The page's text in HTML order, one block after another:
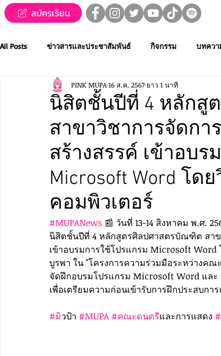
สมัครเรียน
All Posts ข่าวสารและประชาสัมพันธ์ กิจกรรม บทควา
ข่าวทุนการศึกษา MUPA ชวนชม👀🍿 MUPA On
Western Music Applied Performing Art Creative Thai
การประกวดดนตรีไท
MUPA ACADEMY MUPAC การประชุมวิชาการและงาน
นิสิตชั้นปีที่ 4 หลักสู
สาขาวิชาการจัดก
สร้างสรรค์ เข้าอบร
Microsoft Word โด
คอมพิวเตอร์
PINK MUPA 16 ส.ค. 2567 ยาว 1 นาที
#MUPANews 📰 วันที่ 13-14 สิงหาคม พ.ศ.
นิสิตชั้นปีที่ 4 หลักสูตรศิลปศาสตรบัณฑิต สา
เข้าอบรมการใช้โปรแกรม Microsoft
บูรพา ใน "โครงการความร่วมมือระหว่างค
จัดฝึกอบรมโปรแกรม Microsoft Word และ
เพื่อเตรียมความก่อนเข้ารับการฝึกประสบก
#มิวป้า #MUPA #คณะดนตรีและการแสดง